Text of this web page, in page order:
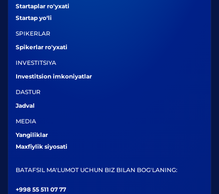
Startaplar ro'yxati
Startap yo‘li
SPIKERLAR
Spikerlar ro'yxati
INVESTITSIYA
Investitsion imkoniyatlar
DASTUR
Jadval
MEDIA
Yangiliklar
Maxfiylik siyosati
BATAFSIL MA'LUMOT UCHUN BIZ BILAN BOG'LANING:
+998 55 511 07 77